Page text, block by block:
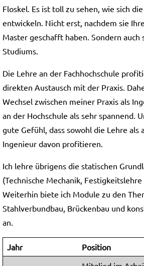
Floskel. Es ist toll zu sehen, wie sich
entwickeln. Nicht erst, nachdem sie
Master geschafft haben. Sondern auch
Studiums.
Die Lehre an der Fachhochschule
direkten Austausch mit der Praxis.
Wechsel zwischen meiner Praxis als
an der Hochschule als sehr spannend.
gute Gefühl, dass sowohl die Lehre als
Ingenieur davon profitieren.
Ich lehre übrigens die statischen
(Technische Mechanik, Festigkeitslehre
Weiterhin biete ich Module zu den
Stahlverbundbau, Brückenbau und
an.
Jahr Position